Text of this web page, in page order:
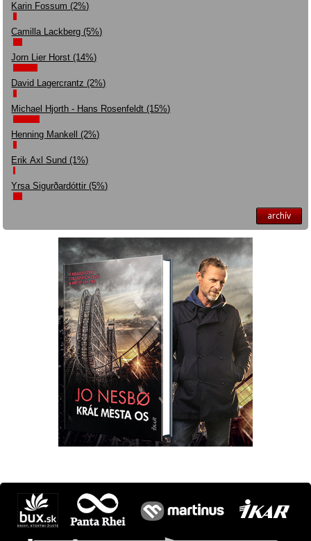
Karin Fossum (2%)
Camilla Lackberg (5%)
Jorn Lier Horst (14%)
David Lagercrantz (2%)
Michael Hjorth - Hans Rosenfeldt (15%)
Henning Mankell (2%)
Erik Axl Sund (1%)
Yrsa Sigurðardóttir (5%)
archív